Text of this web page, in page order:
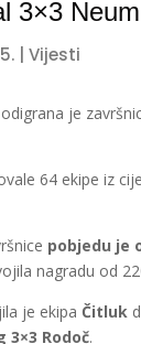
3×3 Neum
|Vijesti
je
64 ekipe iz
pobjedu je
nagradu od
je ekipaČitluk
3×3 Rodoč.